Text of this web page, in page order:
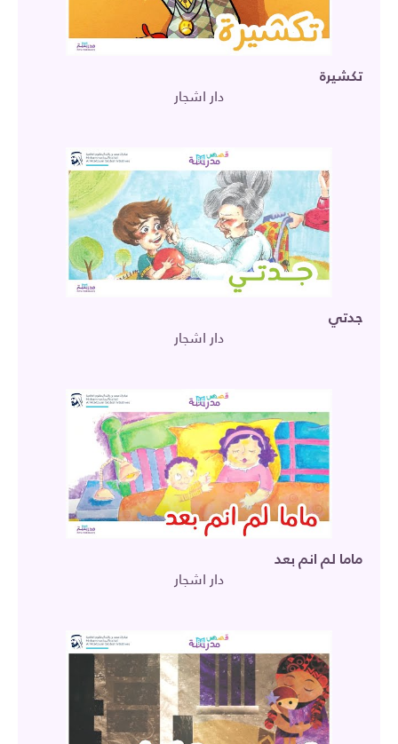
تكشيرة
دار اشجار
جدتي
دار اشجار
ماما لم انم بعد
دار اشجار